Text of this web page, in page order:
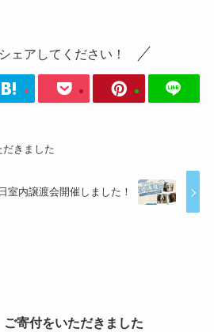
ェアしてください！
だきました
室内譲渡会開催しました！
ご寄付をいただきました